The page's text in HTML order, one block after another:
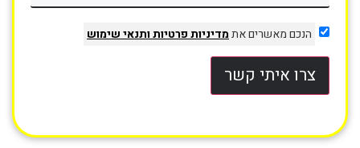
הנכם מאשרים אתמדיניות פרטיותותנאי שימוש
צרו איתי קשר